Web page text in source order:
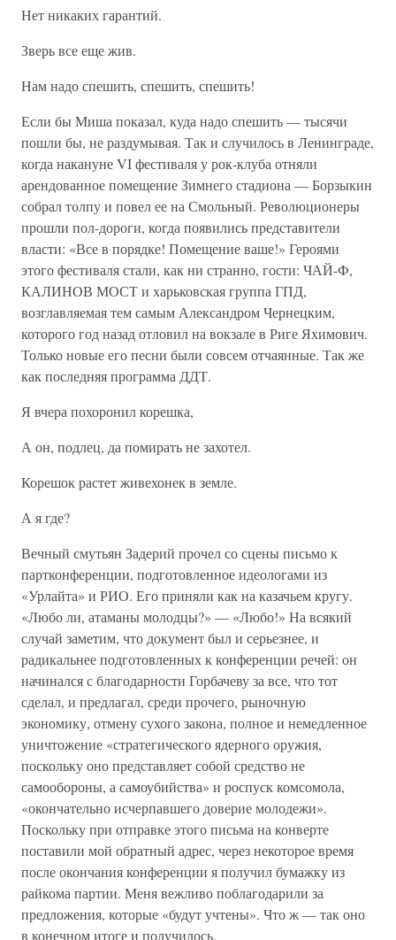
Нет никаких гарантий.
Зверь все еще жив.
Нам надо спешить, спешить, спешить!
Если бы Миша показал, куда надо спешить — тысячи
пошли бы, не раздумывая. Так и случилось в Ленинграде,
когда накануне VI фестиваля у рок-клуба отняли
арендованное помещение Зимнего стадиона — Борзыкин
собрал толпу и повел ее на Смольный. Революционеры
прошли пол-дороги, когда появились представители
власти: «Все в порядке! Помещение ваше!» Героями
этого фестиваля стали, как ни странно, гости: ЧАЙ-Ф,
КАЛИНОВ МОСТ и харьковская группа ГПД,
возглавляемая тем самым Александром Чернецким,
которого год назад отловил на вокзале в Риге Яхимович.
Только новые его песни были совсем отчаянные. Так же
как последняя программа ДДТ.
Я вчера похоронил корешка,
А он, подлец, да помирать не захотел.
Корешок растет живехонек в земле.
А я где?
Вечный смутьян Задерий прочел со сцены письмо к
партконференции, подготовленное идеологами из
«Урлайта» и РИО. Его приняли как на казачьем кругу.
«Любо ли, атаманы молодцы?» — «Любо!» На всякий
случай заметим, что документ был и серьезнее, и
радикальнее подготовленных к конференции речей: он
начинался с благодарности Горбачеву за все, что тот
сделал, и предлагал, среди прочего, рыночную
экономику, отмену сухого закона, полное и немедленное
уничтожение «стратегического ядерного оружия,
поскольку оно представляет собой средство не
самообороны, а самоубийства» и роспуск комсомола,
«окончательно исчерпавшего доверие молодежи».
Поскольку при отправке этого письма на конверте
поставили мой обратный адрес, через некоторое время
после окончания конференции я получил бумажку из
райкома партии. Меня вежливо поблагодарили за
предложения, которые «будут учтены». Что ж — так оно
в конечном итоге и получилось.